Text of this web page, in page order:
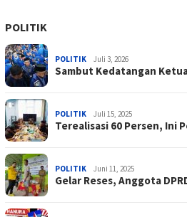
POLITIK
POLITIK Juli 3, 2026
Sambut Kedatangan
POLITIK Juli 15, 2025
Terealisasi 60 Persen, Ini
POLITIK Juni 11, 2025
Gelar Reses, Anggota